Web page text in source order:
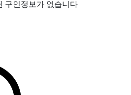
구인정보가 없습니다